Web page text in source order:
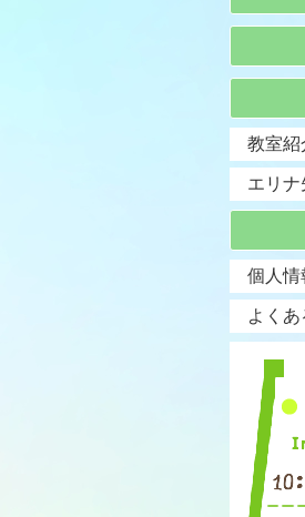
教室紹
エリナ
個人情
よくあ